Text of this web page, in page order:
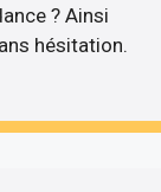
? Ainsi
hésitation.